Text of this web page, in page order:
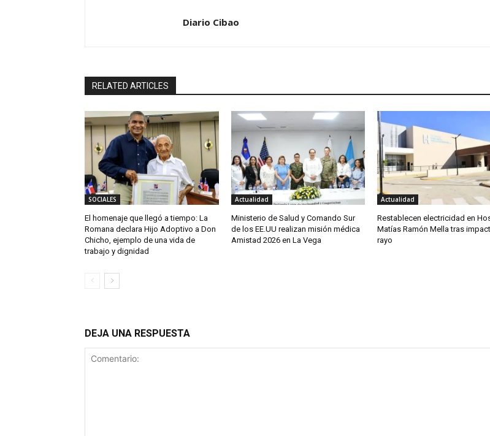
Diario Cibao
RELATED ARTICLES
SOCIALES
El homenaje que llegó a tiempo: La
Romana declara Hijo Adoptivo a Don
Chicho, ejemplo de una vida de
trabajo y dignidad
Actualidad
Ministerio de Salud y Comando Sur
de los EE.UU realizan misión médica
Amistad 2026 en La Vega
Actualidad
Restablecen electricidad en
Matías Ramón Mella tras
rayo
DEJA UNA RESPUESTA